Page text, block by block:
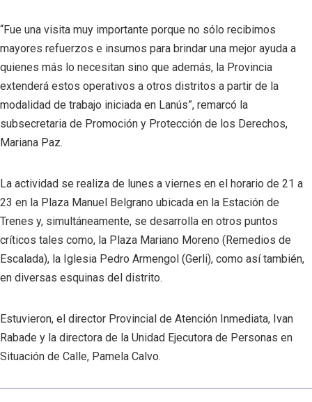
“Fue una visita muy importante porque no sólo recibimos
mayores refuerzos e insumos para brindar una mejor ayuda a
quienes más lo necesitan sino que además, la Provincia
extenderá estos operativos a otros distritos a partir de la
modalidad de trabajo iniciada en Lanús”, remarcó la
subsecretaria de Promoción y Protección de los Derechos,
Mariana Paz.
La actividad se realiza de lunes a viernes en el horario de 21 a
23 en la Plaza Manuel Belgrano ubicada en la Estación de
Trenes y, simultáneamente, se desarrolla en otros puntos
críticos tales como, la Plaza Mariano Moreno (Remedios de
Escalada), la Iglesia Pedro Armengol (Gerli), como así también,
en diversas esquinas del distrito.
Estuvieron, el director Provincial de Atención Inmediata, Ivan
Rabade y la directora de la Unidad Ejecutora de Personas en
Situación de Calle, Pamela Calvo.